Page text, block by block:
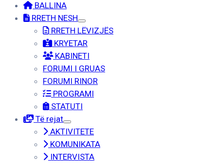
BALLINA
RRETH NESH
RRETH LËVIZJËS
KRYETAR
KABINETI
FORUMI I GRUAS
FORUMI RINOR
PROGRAMI
STATUTI
Të rejat
AKTIVITETE
KOMUNIKATA
INTERVISTA